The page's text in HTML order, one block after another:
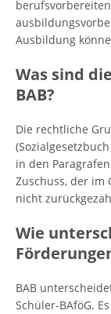
Ausbildung
Was sind
BAB?
Die rechtliche
in den
Zuschuss, der im
nicht
Wie
BAB
Schüler-BAföG.